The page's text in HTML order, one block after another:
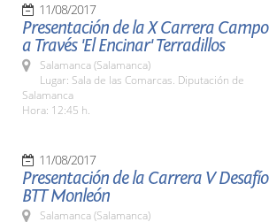
11/08/2017
Presentación de la X Carrera Campo
a Través 'El Encinar' Terradillos
Salamanca (Salamanca)
Lugar: Sala de las Comarcas. Diputación de
Salamanca
Hora: 12:45 h.
11/08/2017
Presentación de la Carrera V Desafío
BTT Monleón
Salamanca (Salamanca)